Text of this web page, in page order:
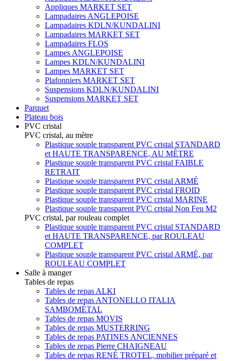
Appliques MARKET SET
Lampadaires ANGLEPOISE
Lampadaires KDLN/KUNDALINI
Lampadaires MARKET SET
Lampadaires FLOS
Lampes ANGLEPOISE
Lampes KDLN/KUNDALINI
Lampes MARKET SET
Plafonniers MARKET SET
Suspensions KDLN/KUNDALINI
Suspensions MARKET SET
Parquet
Plateau bois
PVC cristal
PVC cristal, au mètre
Plastique souple transparent PVC cristal STANDARD
et HAUTE TRANSPARENCE, AU MÈTRE
Plastique souple transparent PVC cristal FAIBLE
RETRAIT
Plastique souple transparent PVC cristal ARMÉ
Plastique souple transparent PVC cristal FROID
Plastique souple transparent PVC cristal MARINE
Plastique souple transparent PVC cristal Non Feu M2
PVC cristal, par rouleau complet
Plastique souple transparent PVC cristal STANDARD
et HAUTE TRANSPARENCE, par ROULEAU
COMPLET
Plastique souple transparent PVC cristal ARMÉ, par
ROULEAU COMPLET
Salle à manger
Tables de repas
Tables de repas ALKI
Tables de repas ANTONELLO ITALIA
SAMBOMÉTAL
Tables de repas MOVIS
Tables de repas MUSTERRING
Tables de repas PATINES ANCIENNES
Tables de repas Pierre CHAIGNEAU
Tables de repas RENÉ TROTEL, mobilier préparé et